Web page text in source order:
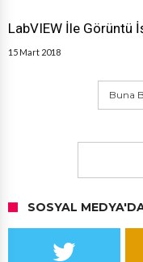
LabVIEW İle Görüntü
15 Mart 2018
Buna
SOSYAL